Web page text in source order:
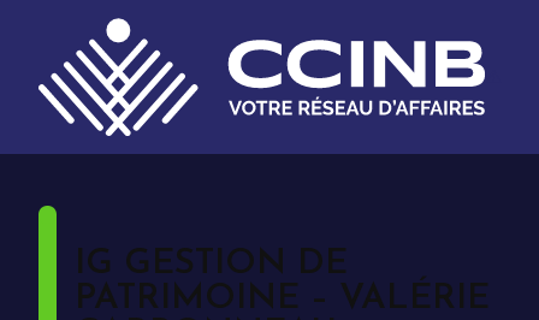
IG GESTION DE
PATRIMOINE – VALÉRIE